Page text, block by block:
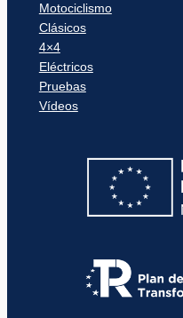
Motociclismo
Clásicos
4×4
Eléctricos
Pruebas
Vídeos